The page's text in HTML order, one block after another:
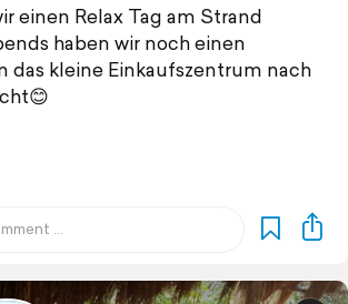
einen Relax Tag am Strand
haben wir noch einen
das kleine Einkaufszentrum nach